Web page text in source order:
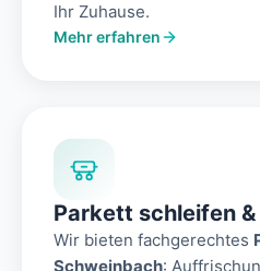
Ihr Zuhause.
Mehr erfahren
Parkett schleifen
Wir bieten fachgerechtes
Schweinbach: